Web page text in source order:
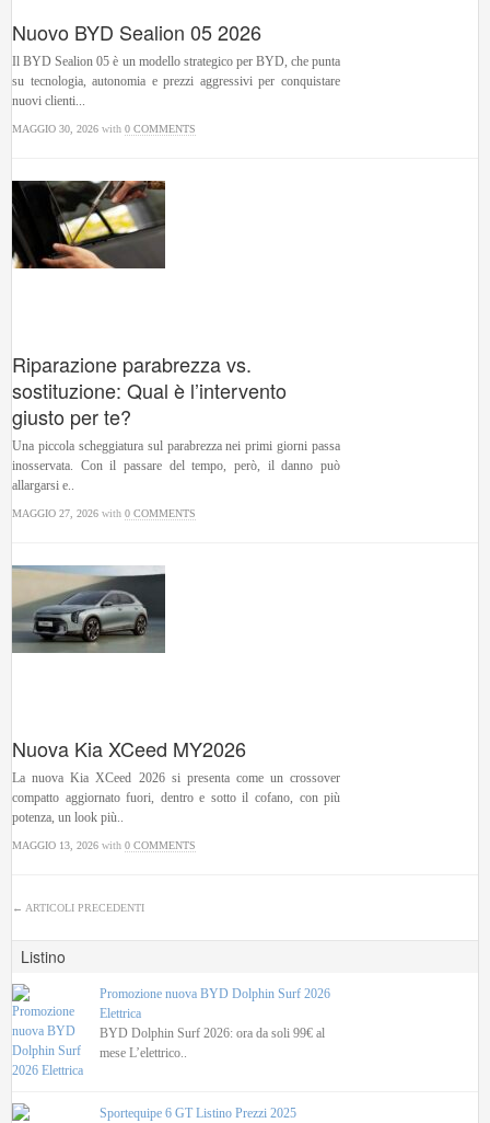
Nuovo BYD Sealion 05 2026
Il BYD Sealion 05 è un modello strategico per BYD, che punta
su tecnologia, autonomia e prezzi aggressivi per conquistare
nuovi clienti...
MAGGIO 30, 2026 with0 COMMENTS
Riparazione parabrezza vs.
sostituzione: Qual è l’intervento
giusto per te?
Una piccola scheggiatura sul parabrezza nei primi giorni passa
inosservata. Con il passare del tempo, però, il danno può
allargarsi e..
MAGGIO 27, 2026 with0 COMMENTS
Nuova Kia XCeed MY2026
La nuova Kia XCeed 2026 si presenta come un crossover
compatto aggiornato fuori, dentro e sotto il cofano, con più
potenza, un look più..
MAGGIO 13, 2026 with0 COMMENTS
← ARTICOLI PRECEDENTI
Listino
Promozione nuova BYD Dolphin Surf 2026
Elettrica
BYD Dolphin Surf 2026: ora da soli 99€ al
mese L’elettrico..
Sportequipe 6 GT Listino Prezzi 2025